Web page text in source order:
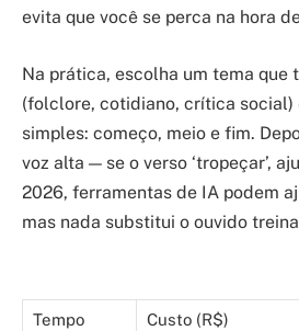
evita que você se perca na hora
Na prática, escolha um tema que
(folclore, cotidiano, crítica social)
simples: começo, meio e fim.
voz alta — se o verso ‘tropeçar’,
2026, ferramentas de IA podem
mas nada substitui o ouvido
Tempo
Custo (R$)